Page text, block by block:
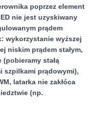
poprzez element
nie jest uzyskiwany
prądem
wykorzystanie wyższej
niskim prądem stałym,
(pobieramy stałą
szpilkami prądowymi),
latarka nie zakłóca
(np.